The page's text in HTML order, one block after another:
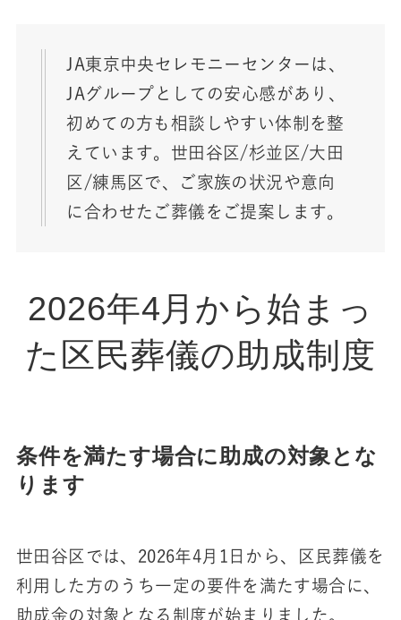
JA東京中央セレモニーセンターは、
JAグループとしての安心感があり、
初めての方も相談しやすい体制を整
えています。世田谷区/杉並区/大田
区/練馬区で、ご家族の状況や意向
に合わせたご葬儀をご提案します。
2026年4月から始まっ
た区民葬儀の助成制度
条件を満たす場合に助成の対象とな
ります
世田谷区では、2026年4月1日から、区民葬儀を
利用した方のうち一定の要件を満たす場合に、
助成金の対象となる制度が始まりました。